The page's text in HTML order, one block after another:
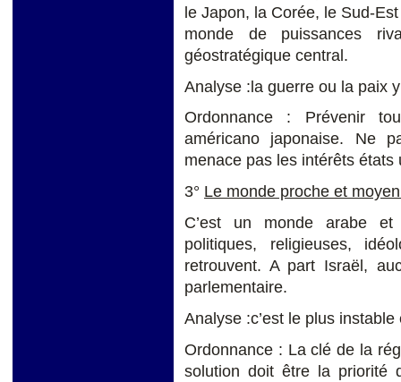
le Japon, la Corée, le Sud-
monde de puissances
géostratégique central.
Analyse :la guerre ou la paix
Ordonnance : Prévenir
américano japonaise. Ne
menace pas les intérêts états
3° Le monde proche et
C’est un monde arabe
politiques, religieuses,
retrouvent. A part Israël,
parlementaire.
Analyse :c’est le plus
Ordonnance : La clé de la
solution doit être la priorité